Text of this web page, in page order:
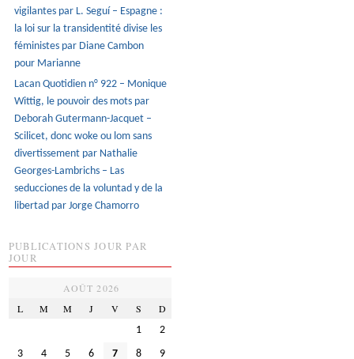
vigilantes par L. Seguí – Espagne :
la loi sur la transidentité divise les
féministes par Diane Cambon
pour Marianne
Lacan Quotidien n° 922 – Monique
Wittig, le pouvoir des mots par
Deborah Gutermann-Jacquet –
Scilicet, donc woke ou lom sans
divertissement par Nathalie
Georges-Lambrichs – Las
seducciones de la voluntad y de la
libertad par Jorge Chamorro
PUBLICATIONS JOUR PAR
JOUR
AOÛT 2026
L
M M J V S D
1
2
3
4 5 6 7 8
9